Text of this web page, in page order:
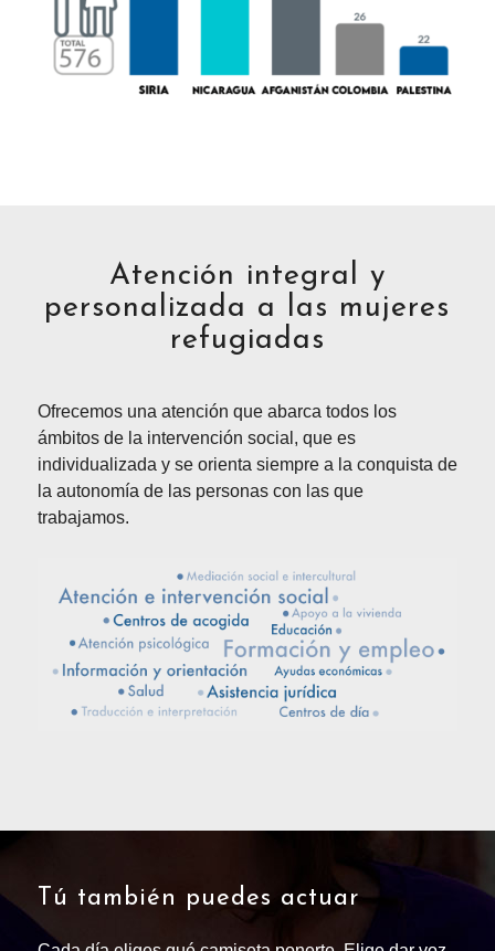
Atención integral y
personalizada a las mujeres
refugiadas
Ofrecemos una atención que abarca todos los
ámbitos de la intervención social, que es
individualizada y se orienta siempre a la conquista de
la autonomía de las personas con las que
trabajamos.
Tú también puedes actuar